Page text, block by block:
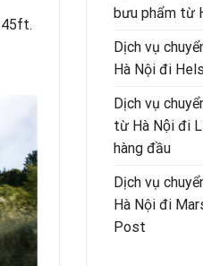
45ft.
bưu phẩm từ
Dịch vụ
Hà Nội đi
Dịch vụ
từ Hà Nội đi
hàng đầu
Dịch vụ
Hà Nội đi
Post